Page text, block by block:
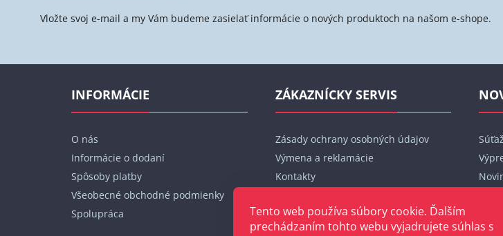
Tento web používa súbory cookie. Ďalším
prechádzaním tohto webu vyjadrujete súhlas s
Vložte svoj e-mail a my Vám budeme zasielať informácie o nových produktoch na našom e-shope.
e
INFORMÁCIE
O nás
Informácie o dodaní
Spôsoby platby
Všeobecné obchodné podmienky
Spolupráca
ZÁKAZNÍCKY SERVIS
Zásady ochrany osobných údajov
Výmena a reklamácie
Kontakty